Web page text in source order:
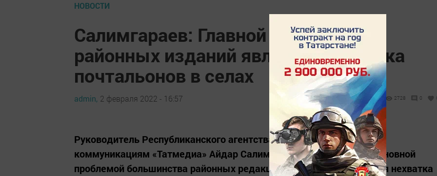
НОВОСТИ
Салимгараев: Главной проблемой
районных изданий является нехватка
почтальонов в селах
admin, 2 февраля 2022 - 16:57 2728 0
Руководитель Республиканского агентства по печати и массовым
коммуникациям «Татмедиа» Айдар Салимгараев рассказал, что основной
проблемой большинства районных редакций в Татарстане является нехватка